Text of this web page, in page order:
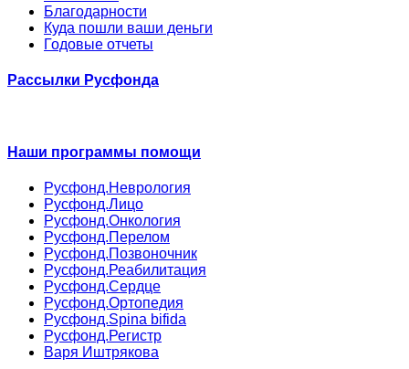
Благодарности
Куда пошли ваши деньги
Годовые отчеты
Рассылки Русфонда
Наши программы помощи
Русфонд.Неврология
Русфонд.Лицо
Русфонд.Онкология
Русфонд.Перелом
Русфонд.Позвоночник
Русфонд.Реабилитация
Русфонд.Сердце
Русфонд.Ортопедия
Русфонд.Spina bifida
Русфонд.Регистр
Варя Иштрякова